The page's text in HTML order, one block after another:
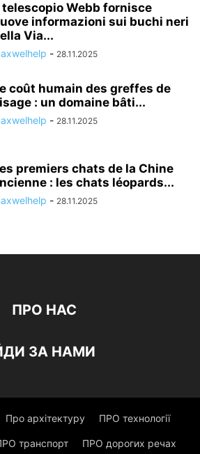
telescopio Webb fornisce
informazioni sui buchi neri
Via...
- 28.11.2025
coût humain des greffes de
: un domaine bâti...
- 28.11.2025
premiers chats de la Chine
: les chats léopards...
- 28.11.2025
ПРО НАС
ЗА НАМИ
Про архітектуру ПРО технології
транспорт ПРО дорогих речах